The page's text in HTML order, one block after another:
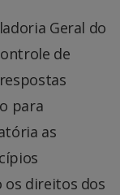
Geral do
de
para
as
os direitos dos